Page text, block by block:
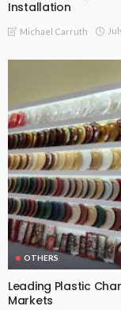
Installation
Michael Carruth
OTHERS
Leading Plastic
Markets